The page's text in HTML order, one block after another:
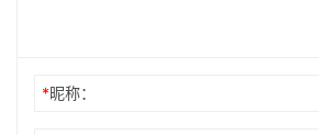
*昵称：